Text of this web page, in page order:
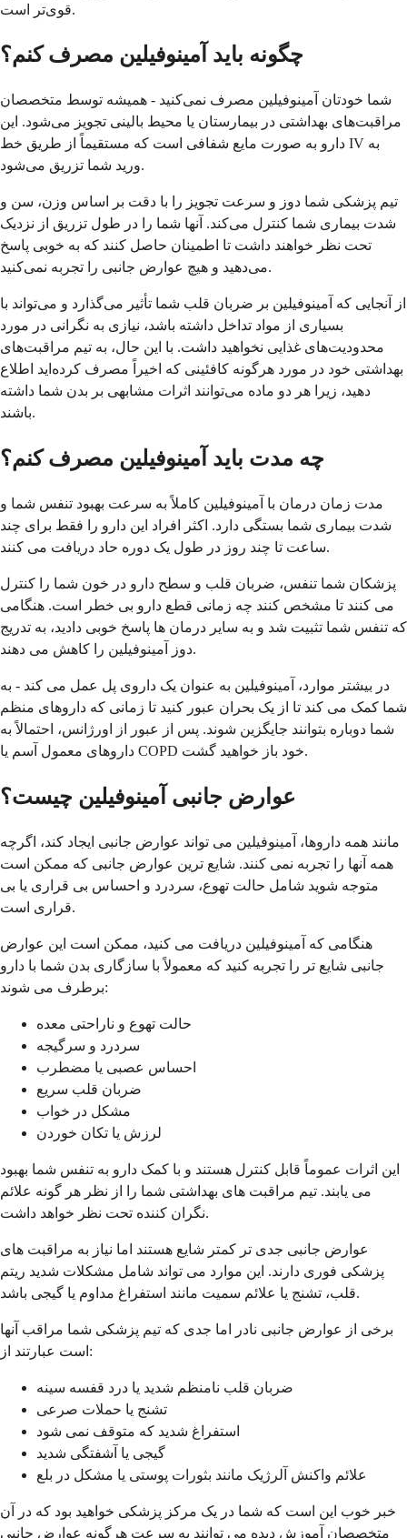
قوی‌تر است.
چگونه باید آمینوفیلین مصرف کنم؟
شما خودتان آمینوفیلین مصرف نمی‌کنید - همیشه توسط متخصصان
مراقبت‌های بهداشتی در بیمارستان یا محیط بالینی تجویز می‌شود. این
دارو به صورت مایع شفافی است که مستقیماً از طریق خط IV به
ورید شما تزریق می‌شود.
تیم پزشکی شما دوز و سرعت تجویز را با دقت بر اساس وزن، سن و
شدت بیماری شما کنترل می‌کند. آنها شما را در طول تزریق از نزدیک
تحت نظر خواهند داشت تا اطمینان حاصل کنند که به خوبی پاسخ
می‌دهید و هیچ عوارض جانبی را تجربه نمی‌کنید.
از آنجایی که آمینوفیلین بر ضربان قلب شما تأثیر می‌گذارد و می‌تواند با
بسیاری از مواد تداخل داشته باشد، نیازی به نگرانی در مورد
محدودیت‌های غذایی نخواهید داشت. با این حال، به تیم مراقبت‌های
بهداشتی خود در مورد هرگونه کافئینی که اخیراً مصرف کرده‌اید اطلاع
دهید، زیرا هر دو ماده می‌توانند اثرات مشابهی بر بدن شما داشته
باشند.
چه مدت باید آمینوفیلین مصرف کنم؟
مدت زمان درمان با آمینوفیلین کاملاً به سرعت بهبود تنفس شما و
شدت بیماری شما بستگی دارد. اکثر افراد این دارو را فقط برای چند
ساعت تا چند روز در طول یک دوره حاد دریافت می کنند.
پزشکان شما تنفس، ضربان قلب و سطح دارو در خون شما را کنترل
می کنند تا مشخص کنند چه زمانی قطع دارو بی خطر است. هنگامی
که تنفس شما تثبیت شد و به سایر درمان ها پاسخ خوبی دادید، به تدریج
دوز آمینوفیلین را کاهش می دهند.
در بیشتر موارد، آمینوفیلین به عنوان یک داروی پل عمل می کند - به
شما کمک می کند تا از یک بحران عبور کنید تا زمانی که داروهای منظم
شما دوباره بتوانند جایگزین شوند. پس از عبور از اورژانس، احتمالاً به
داروهای معمول آسم یا COPD خود باز خواهید گشت.
عوارض جانبی آمینوفیلین چیست؟
مانند همه داروها، آمینوفیلین می تواند عوارض جانبی ایجاد کند، اگرچه
همه آنها را تجربه نمی کنند. شایع ترین عوارض جانبی که ممکن است
متوجه شوید شامل حالت تهوع، سردرد و احساس بی قراری یا بی
قراری است.
هنگامی که آمینوفیلین دریافت می کنید، ممکن است این عوارض
جانبی شایع تر را تجربه کنید که معمولاً با سازگاری بدن شما با دارو
برطرف می شوند:
حالت تهوع و ناراحتی معده
سردرد و سرگیجه
احساس عصبی یا مضطرب
ضربان قلب سریع
مشکل در خواب
لرزش یا تکان خوردن
این اثرات عموماً قابل کنترل هستند و با کمک دارو به تنفس شما بهبود
می یابند. تیم مراقبت های بهداشتی شما را از نظر هر گونه علائم
نگران کننده تحت نظر خواهد داشت.
عوارض جانبی جدی تر کمتر شایع هستند اما نیاز به مراقبت های
پزشکی فوری دارند. این موارد می تواند شامل مشکلات شدید ریتم
قلب، تشنج یا علائم سمیت مانند استفراغ مداوم یا گیجی باشد.
برخی از عوارض جانبی نادر اما جدی که تیم پزشکی شما مراقب آنها
است عبارتند از:
ضربان قلب نامنظم شدید یا درد قفسه سینه
تشنج یا حملات صرعی
استفراغ شدید که متوقف نمی شود
گیجی یا آشفتگی شدید
علائم واکنش آلرژیک مانند بثورات پوستی یا مشکل در بلع
خبر خوب این است که شما در یک مرکز پزشکی خواهید بود که در آن
متخصصان آموزش دیده می توانند به سرعت هرگونه عوارض جانبی